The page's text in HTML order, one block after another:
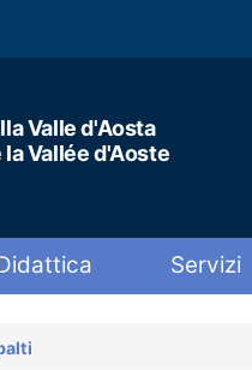
Valle d'Aosta
Vallée d'Aoste
Servizi